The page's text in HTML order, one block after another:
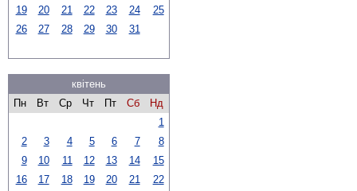
19
20 21 22 23 24
25
26
27 28 29 30 31
квітень
Пн
Вт Ср Чт Пт Сб
Нд
1
2
3 4 5 6 7
8
9
10 11 12 13 14
15
16
17 18 19 20 21
22